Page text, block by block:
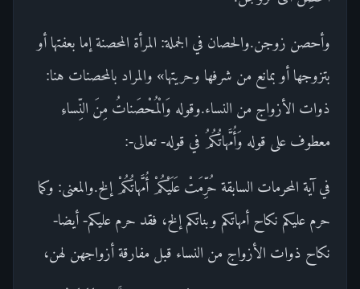
وأحصن زوجن.والحصان في الجملة: المرأة المحصنة إما بعفتها أو
بتزوجها أو بمانع من شرفها وحريتها» والمراد بالمحصنات هنا:
ذوات الأزواج من النساء.وقوله وَالْمُحْصَناتُ مِنَ النِّساءِ
معطوف على قوله وَأُمَّهاتُكُمُ في قوله- تعالى-:
في آية المحرمات السابقة حُرِّمَتْ عَلَيْكُمْ أُمَّهاتُكُمْ إلخ.والمعنى: وكما
حرم عليكم نكاح أمهاتكم وبناتكم إلخ، فقد حرم عليكم- أيضا-
نكاح ذوات الأزواج من النساء قبل مفارقة أزواجهن لهن،